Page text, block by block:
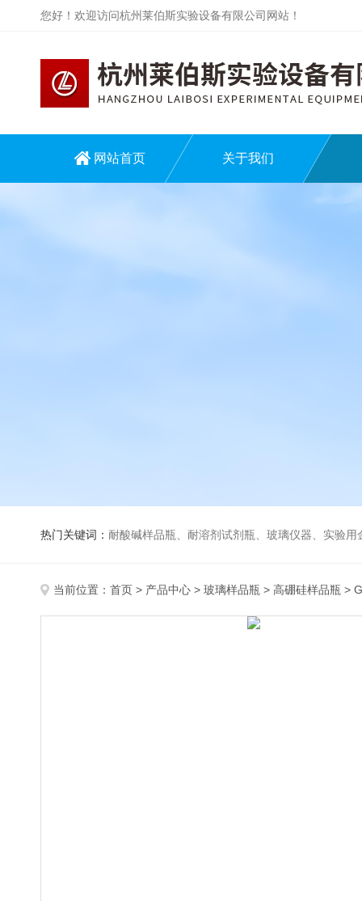
您好！欢迎访问杭州莱伯斯实验设备有限公司网站！
网站首页 关于我们
热门关键词： 耐酸碱样品瓶、耐溶剂试剂瓶、玻璃仪器、实验
当前位置： 首页 > 产品中心 > 玻璃样品瓶 > 高硼硅样品瓶 >